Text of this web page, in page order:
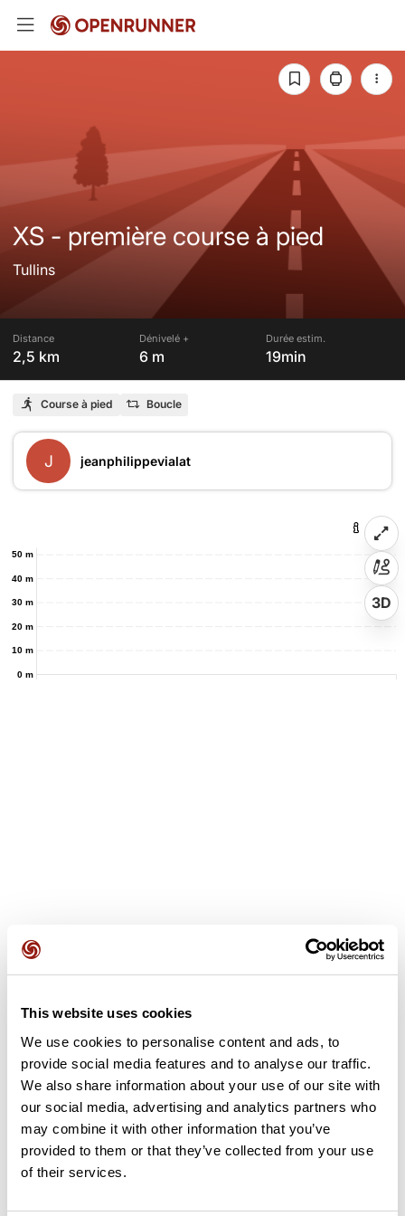
This website uses cookies
We use cookies to personalise content and ads, to
provide social media features and to analyse our traffic.
We also share information about your use of our site with
our social media, advertising and analytics partners who
may combine it with other information that you’ve
provided to them or that they’ve collected from your use
of their services.
XS - première course à pied
Tullins
Distance
2,5 km
Dénivelé +
6 m
Durée estim.
19min
Course à pied Boucle
J jeanphilippevialat
0 m
10 m
20 m
30 m
40 m
50 m
3D
Ajouter un avis
Découvrez ce parcours de course à pied de 2,5 km à proximité